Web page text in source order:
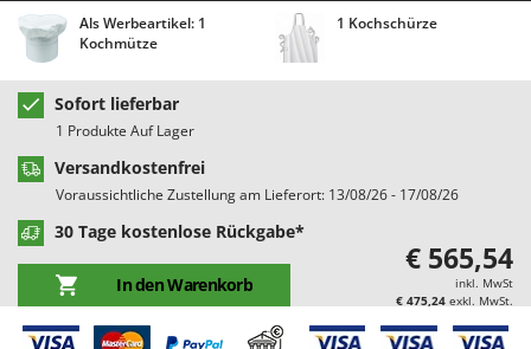
E
Einachsschlepper
Elektrische Tauchpumpen
Erdbohrer
F
Feder Grubber
Fensterreiniger
Fleischwolf
Bernardi
Bertolini Pumps
Besser Vacuum
Bestway
Beta tools
Bissell
Black & Decker
BlackStone
Blue Bird
Bomet
Als Werbeartikel: 1
Kochmütze
1 Kochschürze
Sofort lieferbar
1 Produkte Auf Lager
Versandkostenfrei
Voraussichtliche Zustellung am Lieferort: 13/08/26 - 17/08/26
30 Tage kostenlose Rückgabe*
In den Warenkorb
€ 565,54
inkl. MwSt
€ 475,24 exkl. MwSt.